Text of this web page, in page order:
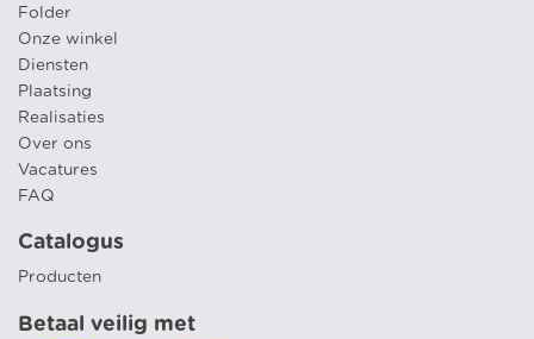
Folder
Onze winkel
Diensten
Plaatsing
Realisaties
Over ons
Vacatures
FAQ
Catalogus
Producten
Betaal veilig met